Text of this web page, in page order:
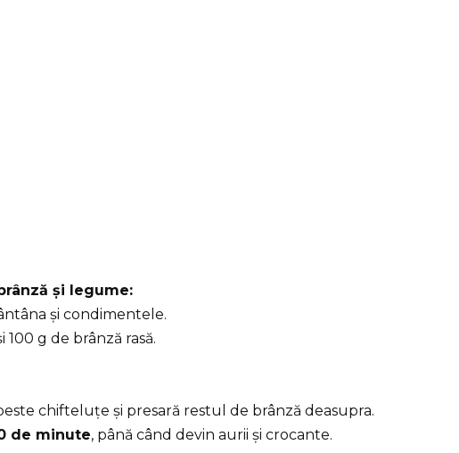
și legume:
și condimentele.
g de brânză rasă.
chifteluțe și presară restul de brânză deasupra.
de minute, până când devin aurii și crocante.